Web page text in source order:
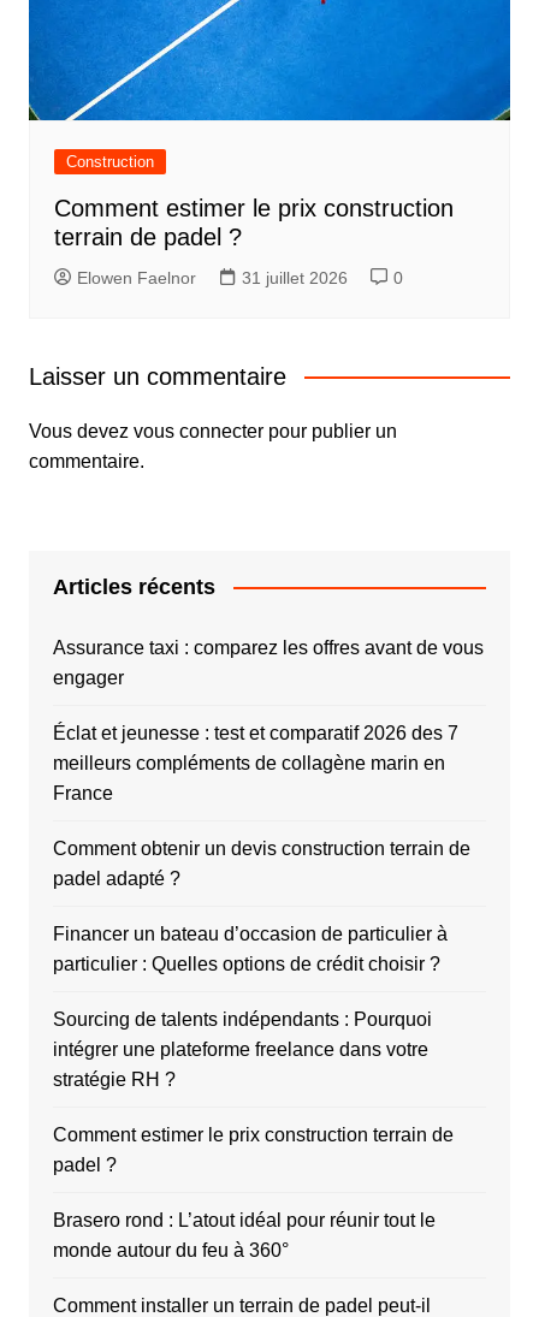
Construction
Comment estimer le prix construction
terrain de padel ?
Elowen Faelnor 31 juillet 2026 0
Laisser un commentaire
Vous devez vous connecterpour publier un
commentaire.
Articles récents
Assurance taxi : comparez les offres avant de vous
engager
Éclat et jeunesse : test et comparatif 2026 des 7
meilleurs compléments de collagène marin en
France
Comment obtenir un devis construction terrain de
padel adapté ?
Financer un bateau d’occasion de particulier à
particulier : Quelles options de crédit choisir ?
Sourcing de talents indépendants : Pourquoi
intégrer une plateforme freelance dans votre
stratégie RH ?
Comment estimer le prix construction terrain de
padel ?
Brasero rond : L’atout idéal pour réunir tout le
monde autour du feu à 360°
Comment installer un terrain de padel peut-il